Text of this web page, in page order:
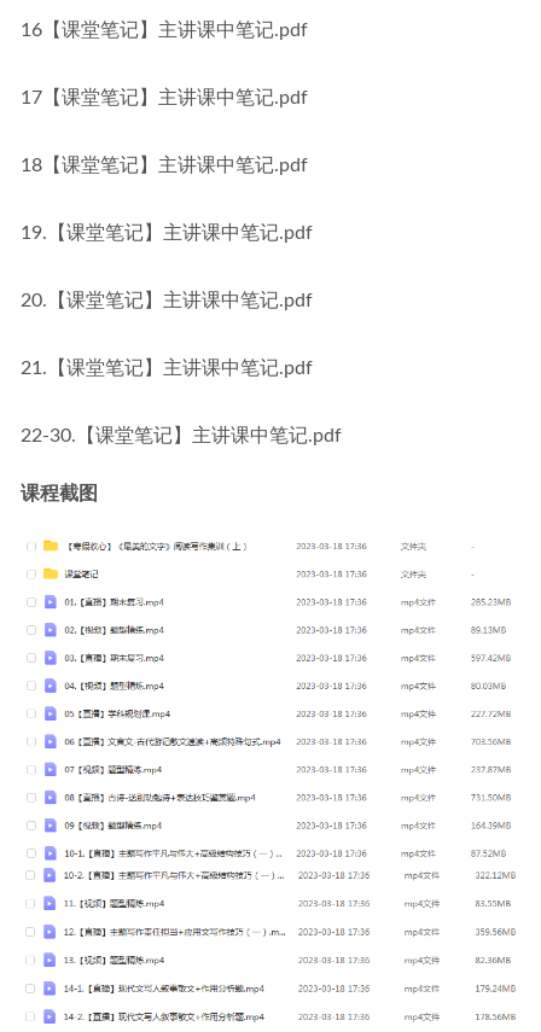
16【课堂笔记】主讲课中笔记.pdf
17【课堂笔记】主讲课中笔记.pdf
18【课堂笔记】主讲课中笔记.pdf
19.【课堂笔记】主讲课中笔记.pdf
20.【课堂笔记】主讲课中笔记.pdf
21.【课堂笔记】主讲课中笔记.pdf
22-30.【课堂笔记】主讲课中笔记.pdf
课程截图